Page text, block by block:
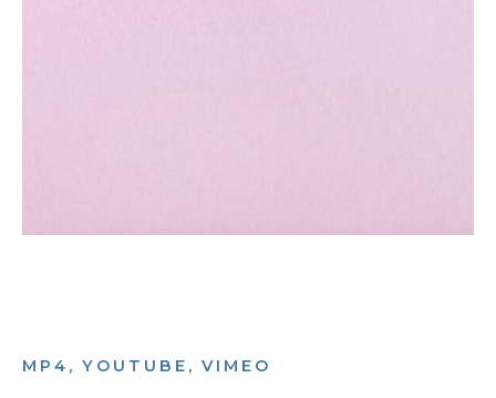
MP4, YOUTUBE, VIMEO